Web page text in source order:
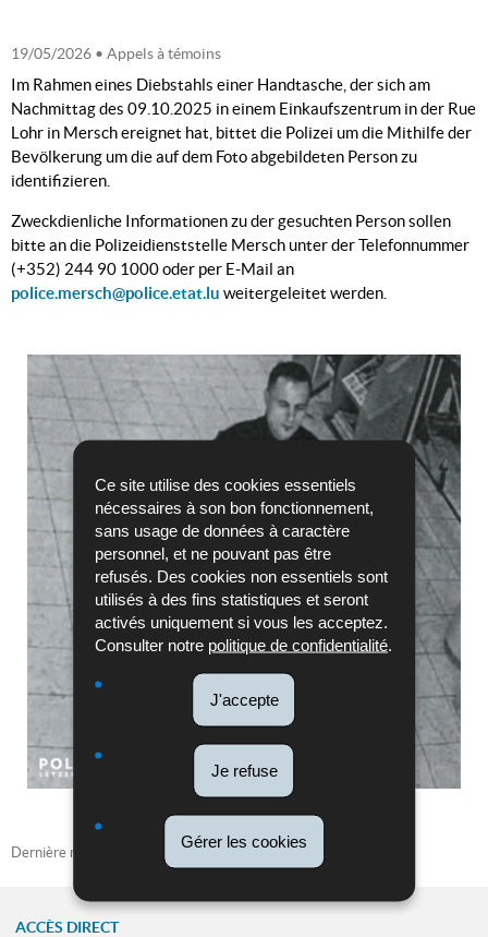
Ce site utilise des cookies essentiels
nécessaires à son bon fonctionnement,
sans usage de données à caractère
personnel, et ne pouvant pas être
refusés. Des cookies non essentiels sont
utilisés à des fins statistiques et seront
activés uniquement si vous les acceptez.
Consulter notre politique de confidentialité.
J'accepte
Je refuse
Gérer les cookies
19/05/2026 • Appels à témoins
Im Rahmen eines Diebstahls einer Handtasche, der sich am
Nachmittag des 09.10.2025 in einem Einkaufszentrum in der Rue
Lohr in Mersch ereignet hat, bittet die Polizei um die Mithilfe der
Bevölkerung um die auf dem Foto abgebildeten Person zu
identifizieren.
Zweckdienliche Informationen zu der gesuchten Person sollen
bitte an die Polizeidienststelle Mersch unter der Telefonnummer
(+352) 244 90 1000 oder per E-Mail an
police.mersch@police.etat.lu weitergeleitet werden.
Dernière mise à jour 19/05/2026
ACCÈS DIRECT